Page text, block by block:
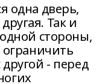
одна дверь,
Так и
стороны,
- перед